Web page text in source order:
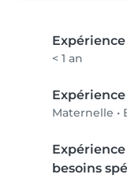
Expérience
< 1 an
Maternelle •
besoins